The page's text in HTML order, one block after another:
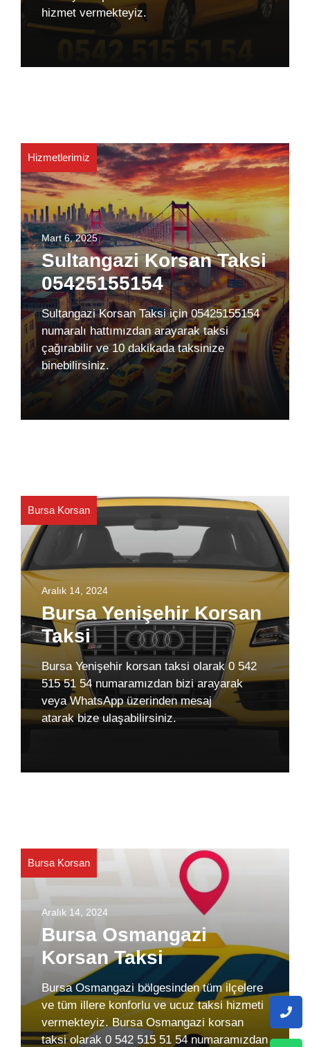
hizmet vermekteyiz.
Hizmetlerimiz
Mart 6, 2025
Sultangazi Korsan Taksi
05425155154
Sultangazi Korsan Taksi için 05425155154
numaralı hattımızdan arayarak taksi
çağırabilir ve 10 dakikada taksinize
binebilirsiniz.
Bursa Korsan
Aralık 14, 2024
Bursa Yenişehir Korsan
Taksi
Bursa Yenişehir korsan taksi olarak 0 542
515 51 54 numaramızdan bizi arayarak
veya WhatsApp üzerinden mesaj
atarak bize ulaşabilirsiniz.
Bursa Korsan
Aralık 14, 2024
Bursa Osmangazi
Korsan Taksi
Bursa Osmangazi bölgesinden tüm ilçelere
ve tüm illere konforlu ve ucuz taksi hizmeti
vermekteyiz. Bursa Osmangazi korsan
taksi olarak 0 542 515 51 54 numaramızdan